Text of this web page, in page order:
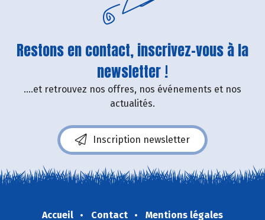
Restons en contact, inscrivez-vous à la
newsletter !
....et retrouvez nos offres, nos événements et nos
actualités.
Inscription newsletter
Accueil Contact
Mentions légales